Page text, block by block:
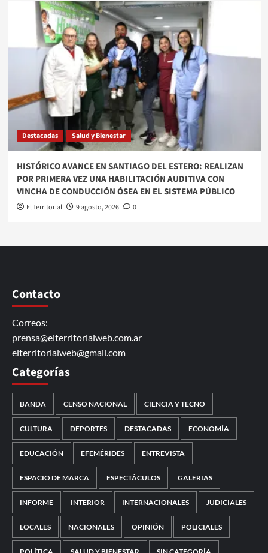
Destacadas Salud y Bienestar
HISTÓRICO AVANCE EN SANTIAGO DEL ESTERO: REALIZAN
POR PRIMERA VEZ UNA HABILITACIÓN AUDITIVA CON
VINCHA DE CONDUCCIÓN ÓSEA EN EL SISTEMA PÚBLICO
El Territorial 9 agosto, 2026 0
Contacto
Correos:
prensa@elterritorialweb.com.ar
elterritorialweb@gmail.com
Categorías
BANDA CENSO NACIONAL CIENCIA Y TECNO
CULTURA DEPORTES DESTACADAS ECONOMÍA
EDUCACIÓN EFEMÉRIDES ENTREVISTA
ESPACIO DE MARCA ESPECTÁCULOS GALERIAS
INFORME INTERIOR INTERNACIONALES JUDICIALES
LOCALES NACIONALES OPINIÓN POLICIALES